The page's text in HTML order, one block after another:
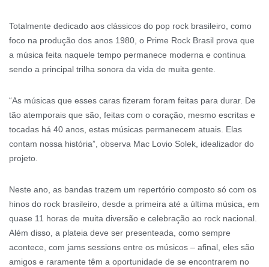
Totalmente dedicado aos clássicos do pop rock brasileiro, como
foco na produção dos anos 1980, o Prime Rock Brasil prova que
a música feita naquele tempo permanece moderna e continua
sendo a principal trilha sonora da vida de muita gente.
“As músicas que esses caras fizeram foram feitas para durar. De
tão atemporais que são, feitas com o coração, mesmo escritas e
tocadas há 40 anos, estas músicas permanecem atuais. Elas
contam nossa história”, observa Mac Lovio Solek, idealizador do
projeto.
Neste ano, as bandas trazem um repertório composto só com os
hinos do rock brasileiro, desde a primeira até a última música, em
quase 11 horas de muita diversão e celebração ao rock nacional.
Além disso, a plateia deve ser presenteada, como sempre
acontece, com jams sessions entre os músicos – afinal, eles são
amigos e raramente têm a oportunidade de se encontrarem no